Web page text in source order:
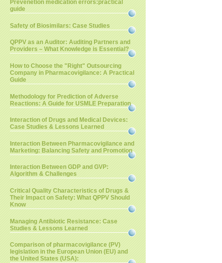
Prevenetion medication errors:practical
guide
Safety of Biosimilars: Case Studies
QPPV as an Auditor: Auditing Partners and
Providers – What Knowledge is Essential?
How to Choose the "Right" Outsourcing
Company in Pharmacovigilance: A Practical
Guide
Methodology for Prediction of Adverse
Reactions: A Guide for USMLE Preparation
Interaction of Drugs and Medical Devices:
Case Studies & Lessons Learned
Interaction Between Pharmacovigilance and
Marketing: Balancing Safety and Promotion
Interaction Between GDP and GVP:
Algorithm & Challenges
Critical Quality Characteristics of Drugs &
Their Impact on Safety: What QPPV Should
Know
Managing Antibiotic Resistance: Case
Studies & Lessons Learned
Comparison of pharmacovigilance (PV)
legislation in the European Union (EU) and
the United States (USA):